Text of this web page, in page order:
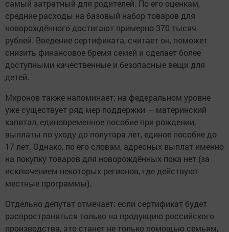
самый затратный для родителей. По его оценкам,
средние расходы на базовый набор товаров для
новорождённого достигают примерно 370 тысяч
рублей. Введение сертификата, считает он, поможет
снизить финансовое бремя семей и сделает более
доступными качественные и безопасные вещи для
детей.
Миронов также напоминает: на федеральном уровне
уже существует ряд мер поддержки — материнский
капитал, единовременное пособие при рождении,
выплаты по уходу до полутора лет, единое пособие до
17 лет. Однако, по его словам, адресных выплат именно
на покупку товаров для новорождённых пока нет (за
исключением некоторых регионов, где действуют
местные программы).
Отдельно депутат отмечает: если сертификат будет
распространяться только на продукцию российского
производства, это станет не только помощью семьям,